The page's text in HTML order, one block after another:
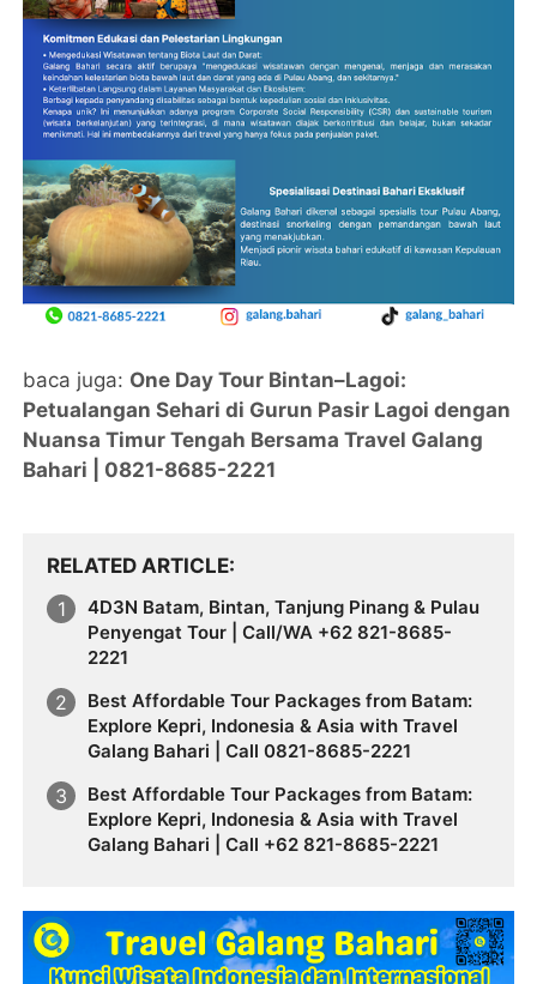
baca juga: One Day Tour Bintan–Lagoi:
Petualangan Sehari di Gurun Pasir Lagoi dengan
Nuansa Timur Tengah Bersama Travel Galang
Bahari | 0821-8685-2221
RELATED ARTICLE
4D3N Batam, Bintan, Tanjung Pinang & Pulau
Penyengat Tour | Call/WA +62 821-8685-
2221
Best Affordable Tour Packages from Batam:
Explore Kepri, Indonesia & Asia with Travel
Galang Bahari | Call 0821-8685-2221
Best Affordable Tour Packages from Batam:
Explore Kepri, Indonesia & Asia with Travel
Galang Bahari | Call +62 821-8685-2221